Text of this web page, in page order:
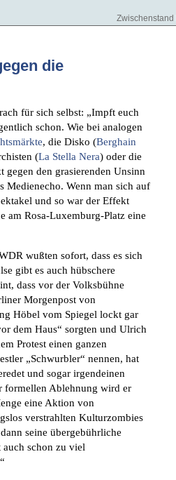
Zwischenstand II
die
für sich selbst: „Impft euch
schon. Wie bei analogen
, die Disko (Berghain
(La Stella Nera) oder die
den grasierenden Unsinn
Medienecho. Wenn man sich auf
und so war der Effekt
am Rosa-Luxemburg-Platz eine
wußten sofort, dass es sich
gibt es auch hübschere
dass vor der Volksbühne
Morgenpost von
Höbel vom Spiegel lockt gar
dem Haus“ sorgten und Ulrich
Protest einen ganzen
„Schwurbler“ nennen, hat
und sogar irgendeinen
formellen Ablehnung wird er
eine Aktion von
verstrahlten Kulturzombies
seine übergebührliche
schon zu viel